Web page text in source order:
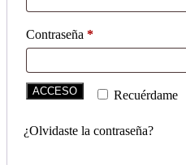
Contraseña *
Recuérdame
ACCESO
¿Olvidaste la contraseña?